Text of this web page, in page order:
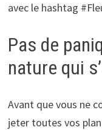
avec le hashtag
Pas de
nature qui
Avant que vous ne
jeter toutes vos